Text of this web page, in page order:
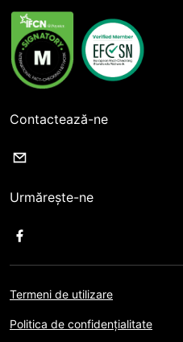
Contactează-ne
Urmărește-ne
Termeni de utilizare
Politica de confidențialitate